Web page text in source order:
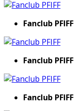
Fanclub PFIFF
Fanclub PFIFF
Fanclub PFIFF